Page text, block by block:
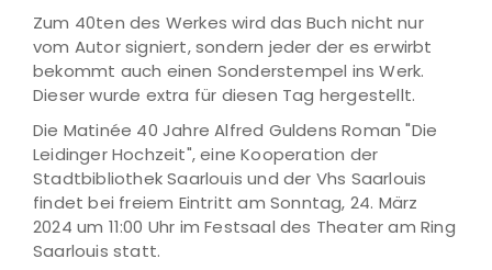
Zum 40ten des Werkes wird das Buch nicht nur
vom Autor signiert, sondern jeder der es erwirbt
bekommt auch einen Sonderstempel ins Werk.
Dieser wurde extra für diesen Tag hergestellt.
Die Matinée 40 Jahre Alfred Guldens Roman "Die
Leidinger Hochzeit", eine Kooperation der
Stadtbibliothek Saarlouis und der Vhs Saarlouis
findet bei freiem Eintritt am Sonntag, 24. März
2024 um 11:00 Uhr im Festsaal des Theater am Ring
Saarlouis statt.